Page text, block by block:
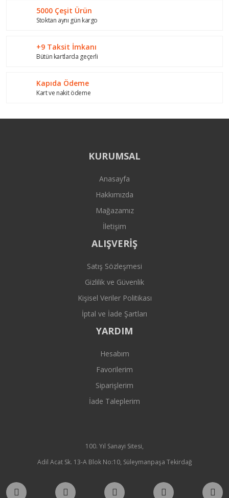
Bu ürüne benzer farklı alternatifler olmalı.
5000 Çeşit Ürün
Stoktan aynı gün kargo
+9 Taksit İmkanı
Bütün kartlarda geçerli
Kapıda Ödeme
Kart ve nakit ödeme
KURUMSAL
Anasayfa
Hakkımızda
Mağazamız
İletişim
ALIŞVERİŞ
Satış Sözleşmesi
Gizlilik ve Güvenlik
Kişisel Veriler Politikası
İptal ve İade Şartları
YARDIM
Hesabım
Favorilerim
Siparişlerim
İade Taleplerim
100. Yıl Sanayi Sitesi,
Adil Acat Sk. 13-A Blok No:10, Süleymanpaşa Tekirdağ